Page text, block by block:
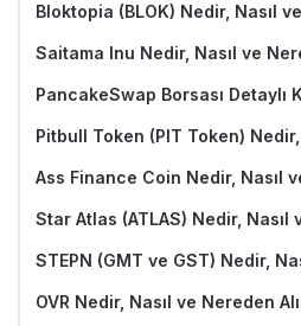
Bloktopia (BLOK) Nedir, Nasıl
Saitama Inu Nedir, Nasıl ve
PancakeSwap Borsası Detaylı
Pitbull Token (PIT Token) Nedir,
Ass Finance Coin Nedir, Nasıl
Star Atlas (ATLAS) Nedir, Nasıl
STEPN (GMT ve GST) Nedir,
OVR Nedir, Nasıl ve Nereden